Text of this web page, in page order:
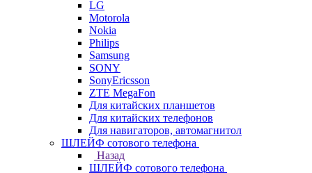
LG
Motorola
Nokia
Philips
Samsung
SONY
SonyEricsson
ZTE MegaFon
Для китайских планшетов
Для китайских телефонов
Для навигаторов, автомагнитол
ШЛЕЙФ сотового телефона
Назад
ШЛЕЙФ сотового телефона